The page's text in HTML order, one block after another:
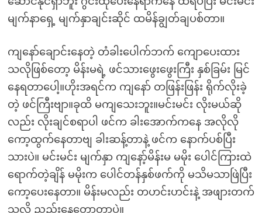
မျက်နာရှေ့ မျက်နှာချင်းဆိုင် ထမိန်ချွတ်ချပစ်တာ။
ကျနော်ချောင်းနေတဲ့ တံခါးပေါက်ဘက် ကျောပေးထား
သလိုဖြစ်တော့ မိန်းမရဲ့ ဖင်သားဖွေးဖွေးကြီး နှစ်ခြမ်း မြင်
နေရတာပေါ့။ဟိုးအရင်က ကျနော် တဖြန်းဖြန်း ရိုက်လိုးခဲ့
တဲ့ ဖင်ကြီးဗျာ။ခုထိ မကျသေးဘူး။မင်းမင်း လိုးမယ်ဆို
လည်း လိုးချင်စရာပါ ဖင်က ခါးအောက်ကနေ အလိုလို
ကော့ထွက်နေတာဗျ ခါးဆန့်တာနဲ့ ဖင်က နောက်ပစ်ပြီး
သားပဲ။ မင်းမင်း မျက်နှာ ကျနော့်မိန်းမ မမိုး ပေါင်ကြားထဲ
ရောက်တဲ့ချိန် မမိုးက ပေါင်တန်နှစ်ဖက်ကို မသိမသာဖြဲပြီး
ကော့ပေးနေတာ။ မိန်းမလည်း တဟင်းဟင်းနဲ့ အဖျားတက်
သလို ညည်းနေတော့တာပဲ။